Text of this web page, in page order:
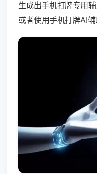
生成出手机打牌专用
或者使用手机打牌AI辅